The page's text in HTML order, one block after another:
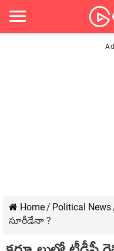
Home/ Political News
సూరీడేనా ?